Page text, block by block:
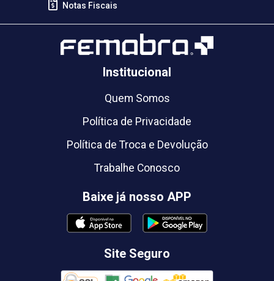
Notas Fiscais
Institucional
Quem Somos
Política de Privacidade
Política de Troca e Devolução
Trabalhe Conosco
Baixe já nosso APP
Site Seguro